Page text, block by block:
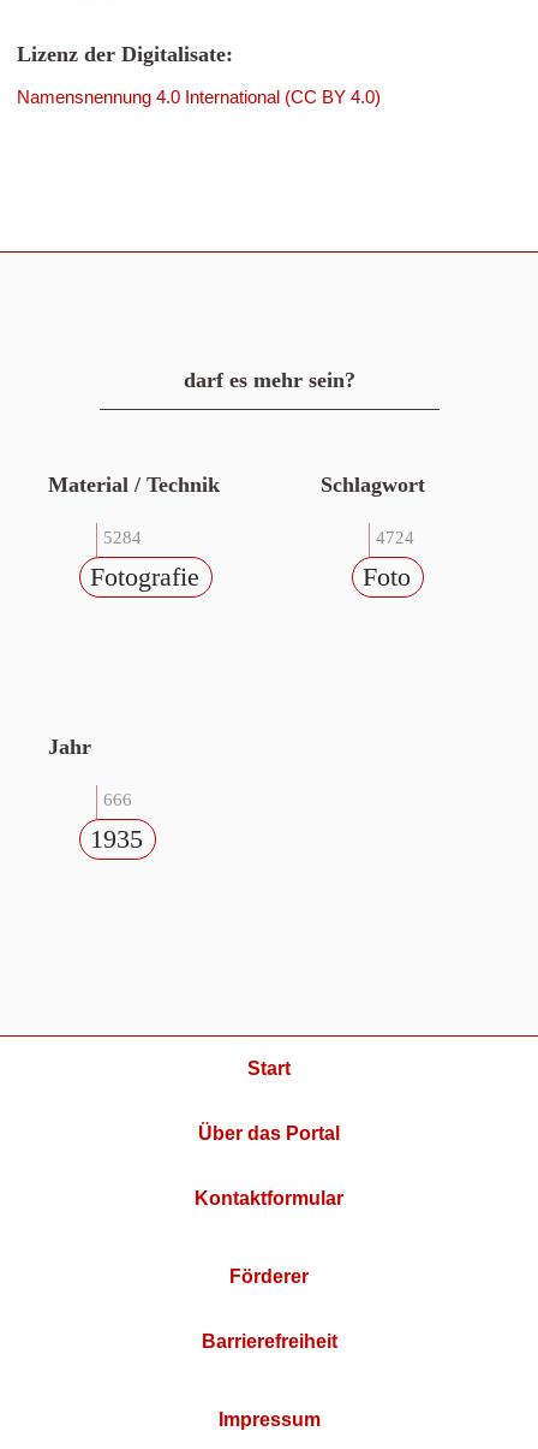
Lizenz der Digitalisate:
Namensnennung 4.0 International (CC BY 4.0)
darf es mehr sein?
Material / Technik
5284
Fotografie
Schlagwort
4724
Foto
Jahr
666
1935
Start
Über das Portal
Kontaktformular
Förderer
Barrierefreiheit
Impressum